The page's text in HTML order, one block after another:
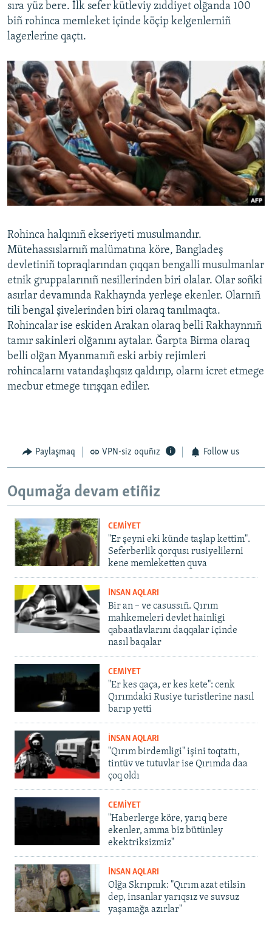
sıra yüz bere. İlk sefer kütleviy zıddiyet olğanda 100
biñ rohinca memleket içinde köçip kelgenlerniñ
lagerlerine qaçtı.
Rohinca halqınıñ ekseriyeti musulmandır.
Mütehassıslarnıñ malümatına köre, Bangladeş
devletiniñ topraqlarından çıqqan bengalli musulmanlar
etnik gruppalarınıñ nesillerinden biri olalar. Olar soñki
asırlar devamında Rakhaynda yerleşe ekenler. Olarnıñ
tili bengal şivelerinden biri olaraq tanılmaqta.
Rohincalar ise eskiden Arakan olaraq belli Rakhaynnıñ
tamır sakinleri olğanını aytalar. Ğarpta Birma olaraq
belli olğan Myanmanıñ eski arbiy rejimleri
rohincalarnı vatandaşlıqsız qaldırıp, olarnı icret etmege
mecbur etmege tırışqan ediler.
Paylaşmaq VPN-siz oquñız Follow us
Oqumağa devam etiñiz
CEMİYET
"Er şeyni eki künde taşlap kettim".
Seferberlik qorqusı rusiyelilerni
kene memleketten quva
İNSAN AQLARI
Bir an – ve casussıñ. Qırım
mahkemeleri devlet hainligi
qabaatlavlarını daqqalar içinde
nasıl baqalar
CEMİYET
"Er kes qaça, er kes kete": cenk
Qırımdaki Rusiye turistlerine nasıl
barıp yetti
İNSAN AQLARI
"Qırım birdemligi" işini toqtattı,
tintüv ve tutuvlar ise Qırımda daa
çoq oldı
CEMİYET
"Haberlerge köre, yarıq bere
ekenler, amma biz bütünley
ekektriksizmiz"
İNSAN AQLARI
Olğa Skrıpnık: "Qırım azat etilsin
dep, insanlar yarıqsız ve suvsuz
yaşamağa azırlar"